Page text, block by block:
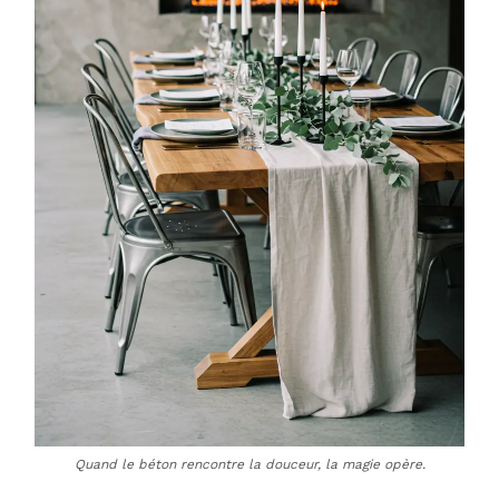
Quand le béton rencontre la douceur, la magie opère.